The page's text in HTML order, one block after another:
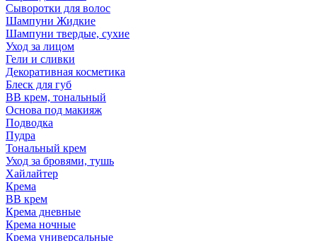
Сыворотки для волос
Шампуни Жидкие
Шампуни твердые, сухие
Уход за лицом
Гели и сливки
Декоративная косметика
Блеск для губ
ВВ крем, тональный
Основа под макияж
Подводка
Пудра
Тональный крем
Уход за бровями, тушь
Хайлайтер
Крема
ВВ крем
Крема дневные
Крема ночные
Крема универсальные